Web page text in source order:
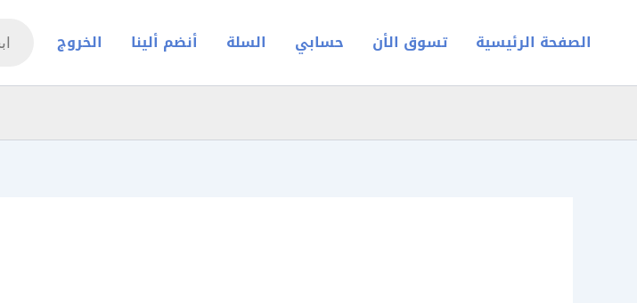
الصفحة الرئيسية تسوق الأن حسابي السلة أنضم ألينا الخروج search